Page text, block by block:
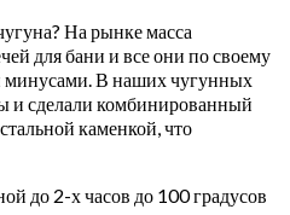
На рынке масса
для бани и все они по своему
В наших чугунных
и сделали комбинированный
каменкой, что
до 2-х часов до 100 градусов